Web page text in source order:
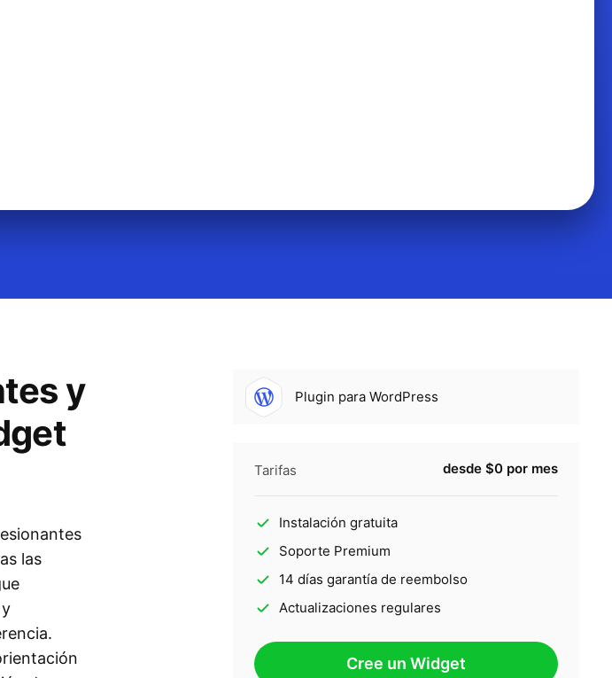
y
las
Plugin para WordPress
Tarifas desde $0 por mes
Instalación gratuita
Soporte Premium
14 días garantía de reembolso
Actualizaciones regulares
Cree un Widget